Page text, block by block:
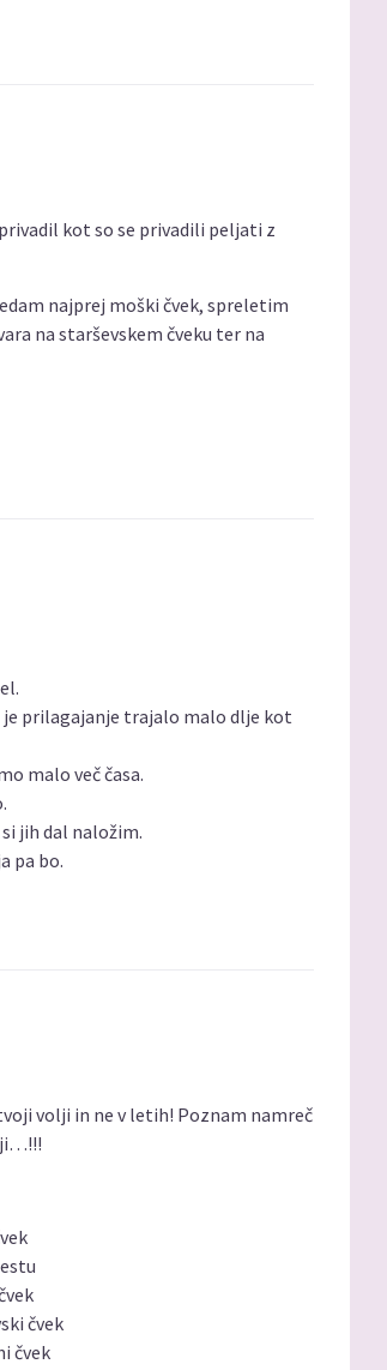
kot so se privadili peljati z
najprej moški čvek, spreletim
na starševskem čveku ter na
je prilagajanje trajalo malo dlje kot
malo več časa.
jih dal naložim.
pa bo.
volji in ne v letih! Poznam namreč
čvek
čvek